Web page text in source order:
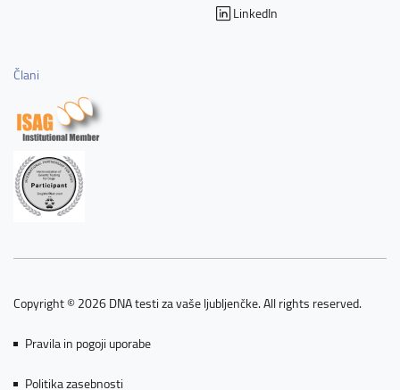
LinkedIn
Člani
Copyright © 2026 DNA testi za vaše ljubljenčke. All rights reserved.
Pravila in pogoji uporabe
Politika zasebnosti